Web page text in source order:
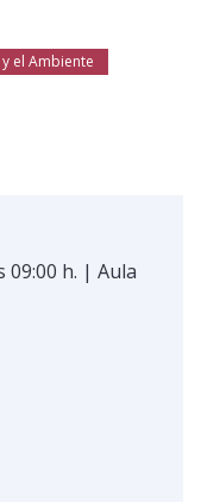
el Ambiente
09:00 h. | Aula